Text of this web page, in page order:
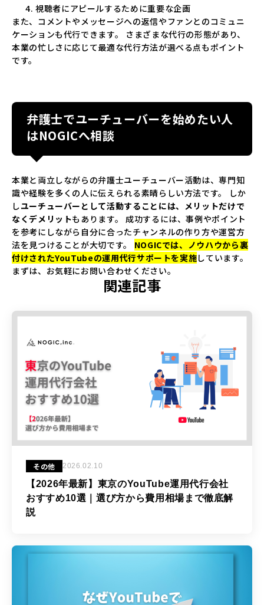
視聴者にアピールするために重要な企画
また、コメントやメッセージへの返信やファンとのコミュニ
ケーションも代行できます。 さまざまな代行の形態があり、
本業の忙しさに応じて最適な代行方法が選べる点もポイント
です。
弁護士でユーチューバーを始めたい人
はNOGICへ相談
本業と両立しながらの弁護士ユーチューバー活動は、専門知
識や経験を多くの人に伝えられる素晴らしい方法です。 しか
しユーチューバーとして活動することには、メリットだけで
なくデメリットもあります。 成功するには、事例やポイント
を参考にしながら自分に合ったチャンネルの作り方や運営方
法を見つけることが大切です。 NOGICでは、ノウハウから裏
付けされたYouTubeの運用代行サポートを実施しています。
まずは、お気軽にお問い合わせください。
関連記事
その他 2026.02.10
【2026年最新】東京のYouTube運用代行会社
おすすめ10選｜選び方から費用相場まで徹底解
説